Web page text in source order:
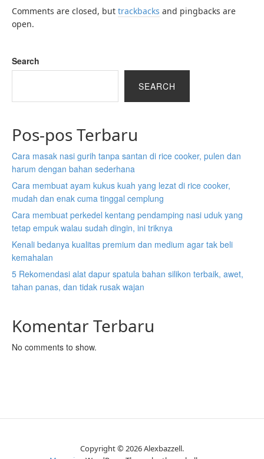
Comments are closed, but trackbacks and pingbacks are
open.
Search
SEARCH
Pos-pos Terbaru
Cara masak nasi gurih tanpa santan di rice cooker, pulen dan
harum dengan bahan sederhana
Cara membuat ayam kukus kuah yang lezat di rice cooker,
mudah dan enak cuma tinggal cemplung
Cara membuat perkedel kentang pendamping nasi uduk yang
tetap empuk walau sudah dingin, ini triknya
Kenali bedanya kualitas premium dan medium agar tak beli
kemahalan
5 Rekomendasi alat dapur spatula bahan silikon terbaik, awet,
tahan panas, dan tidak rusak wajan
Komentar Terbaru
No comments to show.
Copyright © 2026 Alexbazzell.